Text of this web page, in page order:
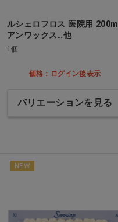
ルシェロフロス 医院用 200m
アンワックス…他
1個
価格：ログイン後表示
バリエーションを見る
NEW